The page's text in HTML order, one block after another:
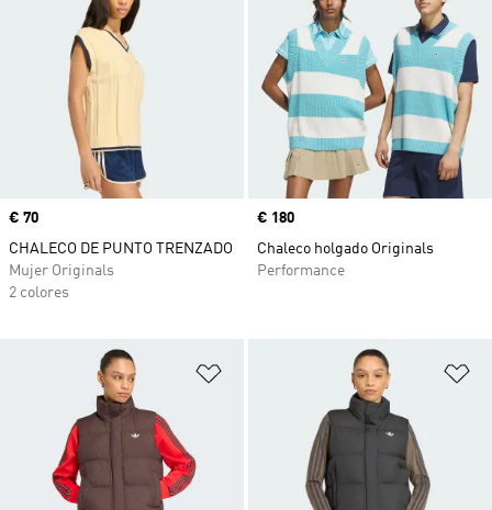
Precio
€ 70
CHALECO DE PUNTO TRENZADO
Mujer Originals
2 colores
Precio
€ 180
Chaleco holgado Originals
Performance
Añadir a la lista de deseos